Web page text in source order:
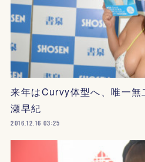
来年はCurvy体型へ、唯一無
瀬早紀
2016.12.16 03:25